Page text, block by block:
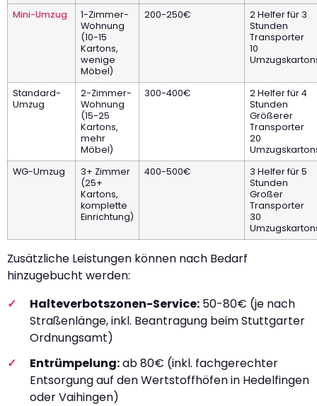
Mini-Umzug
1-Zimmer-
Wohnung
(10-15
Kartons,
wenige
Möbel)
200-250€
2 Helfer für 3
Stunden
Transporter
10
Standard-
Umzug
2-Zimmer-
Wohnung
(15-25
Kartons,
mehr
Möbel)
300-400€
2 Helfer für 4
Stunden
Größerer
Transporter
20
WG-Umzug
3+ Zimmer
(25+
Kartons,
komplette
Einrichtung)
400-500€
3 Helfer für 5
Stunden
Großer
Transporter
30
Zusätzliche Leistungen können nach Bedarf
hinzugebucht werden:
Halteverbotszonen-Service: 50-80€ (je nach
Straßenlänge, inkl. Beantragung beim Stuttgarter
Ordnungsamt)
Entrümpelung:ab 80€ (inkl. fachgerechter
Entsorgung auf den Wertstoffhöfen in Hedelfingen
oder Vaihingen)